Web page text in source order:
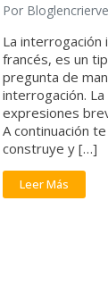
Por
La interrogación
francés, es un
pregunta de
interrogación.
expresiones
A continuación
construye y […]
Leer Más